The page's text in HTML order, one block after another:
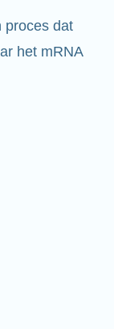
proces dat
het mRNA